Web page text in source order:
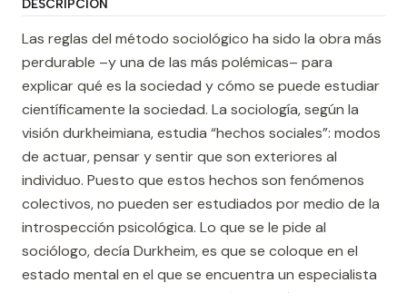
DESCRIPCIÓN
Las reglas del método sociológico ha sido la obra más
perdurable –y una de las más polémicas– para
explicar qué es la sociedad y cómo se puede estudiar
científicamente la sociedad. La sociología, según la
visión durkheimiana, estudia “hechos sociales”: modos
de actuar, pensar y sentir que son exteriores al
individuo. Puesto que estos hechos son fenómenos
colectivos, no pueden ser estudiados por medio de la
introspección psicológica. Lo que se le pide al
sociólogo, decía Durkheim, es que se coloque en el
estado mental en el que se encuentra un especialista